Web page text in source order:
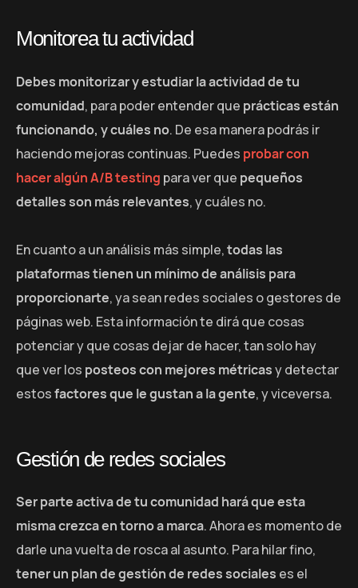
Monitorea tu actividad
Debes monitorizar y estudiar la actividad de tu
comunidad, para poder entender que prácticas están
funcionando, y cuáles no. De esa manera podrás ir
haciendo mejoras continuas. Puedes probar con
hacer algún A/B testing para ver que pequeños
detalles son más relevantes, y cuáles no.
En cuanto a un análisis más simple,todas las
plataformas tienen un mínimo de análisis para
proporcionarte, ya sean redes sociales o gestores de
páginas web. Esta información te dirá que cosas
potenciar y que cosas dejar de hacer, tan solo hay
que ver los posteos con mejores métricasy detectar
estosfactores que le gustan a la gente, y viceversa.
Gestión de redes sociales
Ser parte activa de tu comunidad hará que esta
misma crezca en torno a marca. Ahora es momento de
darle una vuelta de rosca al asunto. Para hilar fino,
tener un plan de gestión de redes sociales es el